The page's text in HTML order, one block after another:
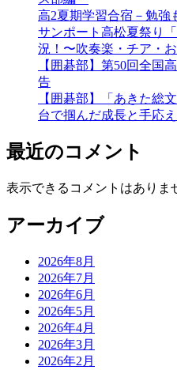
高2夏期学習合宿－勉強
サンポート高松夏祭り
況！〜吹奏楽・チア・
【囲碁部】第50回全国
告
【囲碁部】「あきた総
台で掴んだ成長と手応え
最近のコメント
表示できるコメントはありま
アーカイブ
2026年8月
2026年7月
2026年6月
2026年5月
2026年4月
2026年3月
2026年2月